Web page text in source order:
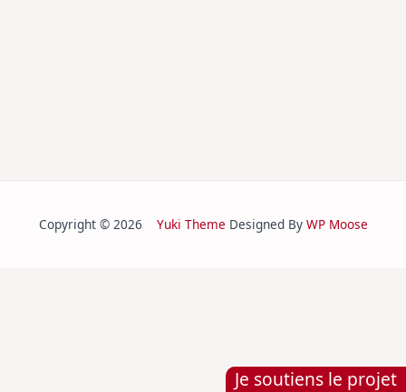
Je soutiens le projet
Copyright © 2026 Yuki Theme Designed By WP Moose